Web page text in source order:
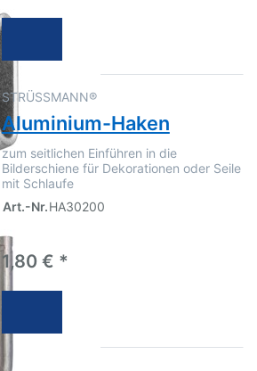
STRÜSSMANN®
Aluminium-Haken
zum seitlichen Einführen in die
Bilderschiene für Dekorationen oder Seile
mit Schlaufe
Art.-Nr.HA30200
1,80 € *